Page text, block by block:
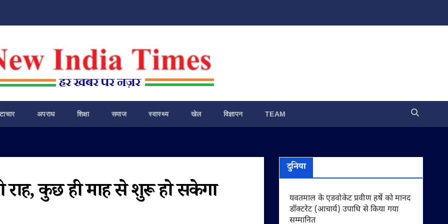
अपराध शिक्षा समाज स्वास्थ्य खेल विज्ञापन TEAM
राह, कुछ ही माह से शुरू हो सकेगा
दुनिया
यवतमाल के एडवोकेट प्रवीण हर्षे को मानद
डॉक्टरेट (आचार्य) उपाधि से किया गया
सम्मानित